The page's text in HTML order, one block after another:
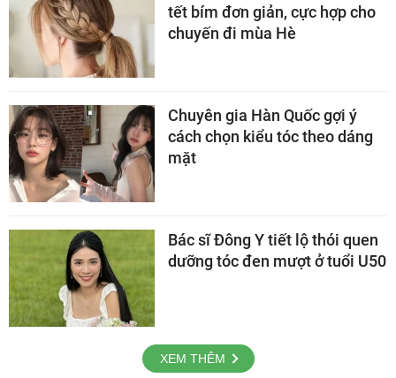
tết bím đơn giản, cực hợp cho
chuyến đi mùa Hè
Chuyên gia Hàn Quốc gợi ý
cách chọn kiểu tóc theo dáng
mặt
Bác sĩ Đông Y tiết lộ thói quen
dưỡng tóc đen mượt ở tuổi U50
XEM THÊM